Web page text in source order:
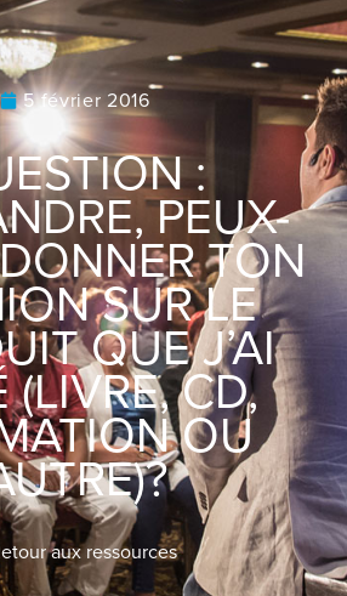
5 février 2016
:
PEUX-
TON
SUR LE
QUE J’AI
(LIVRE, CD,
OU
aux ressources